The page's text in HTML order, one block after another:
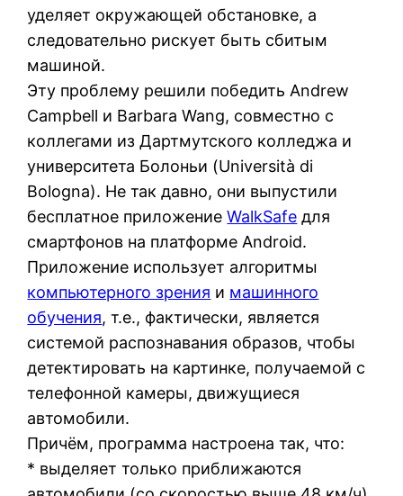
уделяет окружающей обстановке, а
следовательно рискует быть сбитым
машиной.
Эту проблему решили победить Andrew
Campbell и Barbara Wang, совместно с
коллегами из Дартмутского колледжа и
университета Болоньи (Università di
Bologna). Не так давно, они выпустили
бесплатное приложениеWalkSafe для
смартфонов на платформе Android.
Приложение использует алгоритмы
компьютерного зрения и машинного
обучения, т.е., фактически, является
системой распознавания образов, чтобы
детектировать на картинке, получаемой с
телефонной камеры, движущиеся
автомобили.
Причём, программа настроена так, что:
* выделяет только приближаются